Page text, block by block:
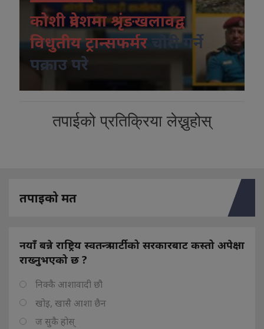
कोशी प्रदेशमा श्रृंङखलावद्व
विधुतीय ट्रान्सफर्मर
चोरी गर्ने
पक्राउ परे
तपाईको प्रतिक्रिया लेख्नुहोस्
तपाइको मत
नयाँ बन्ने राष्ट्रिय स्वतन्त्र पार्टीको सरकारबाट कस्तो अपेक्षा
राख्नुभएको छ ?
निक्कै आशावादी छौ
खोइ, खासै आशा छैन
ज सुकै होस्